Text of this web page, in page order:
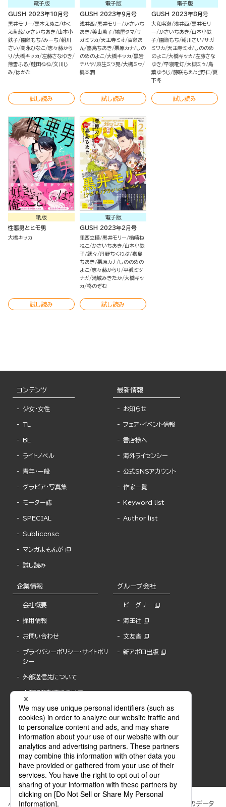
電子版
GUSH 2023年10月号
黒井モリー 黒木えぬこ
ゆく
え萌葱 かさいちあき
山本小
鉄子 園瀬もち みーち 朝川
さい 高永ひなこ 志々藤から
り
大橋キッカ 左藤さなゆき
熊雪ふる 鮭田ねね 文川じ
み
はかた
試し読み
電子版
GUSH 2023年9月号
浅井西 黒井モリー
かさいち
あき 美山薫子 鳩屋タマ サ
ガミワカ 天王寺ミオ 百瀬あ
ん 嘉島ちあき 栗原カナ しの
のめのよこ 大橋キッカ 黒岩
チハヤ 麻生ミツ晃 大槻ミゥ
梶本潤
試し読み
電子版
GUSH 2023年8月号
大和名瀬 浅井西 黒井モリ
ー
かさいちあき
山本小鉄
子 園瀬もち 朝川さい サガ
ミワカ 天王寺ミオ しののめ
のよこ 大橋キッカ 左藤さな
ゆき 早寝電灯 大槻ミゥ
鳥
葉ゆうじ 藤咲もえ 北野仁 夏
下冬
試し読み
紙版
性悪男とヒモ男
大橋キッカ
試し読み
電子版
GUSH 2023年2月号
里西立樺 黒井モリー 楢崎ね
ねこ
かさいちあき
山本小鉄
子 縁々 丹野ちくわぶ 嘉島
ちあき 栗原カナ しののめの
よこ 志々藤からり
平眞ミツ
ナガ 滝城みきたか 大橋キッ
カ 柊のぞむ
試し読み
コンテンツ
少女・女性
TL
BL
ライトノベル
青年・一般
グラビア・写真集
モーター誌
SPECIAL
Sublicense
マンガよもんが
試し読み
最新情報
お知らせ
フェア・イベント情報
書店様へ
海外ライセンシー
公式SNSアカウント
作家一覧
Keyword list
Author list
企業情報
会社概要
採用情報
お問い合わせ
プライバシーポリシー・サイトポリ
シー
外部送信先について
内部通報制度について
グループ会社
ビーグリー
海王社
文友舎
新アポロ出版
ぶんか社が運営するサイトでは、利便性向上のためにCookie等のデータ